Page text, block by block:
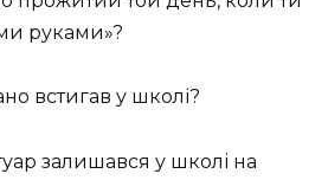
руками»?
встигав у школі?
залишався у школі на